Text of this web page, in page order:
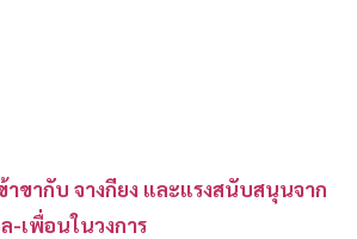
าขากับ จางกียง และแรงสนับสนุนจาก
เพื่อนในวงการ